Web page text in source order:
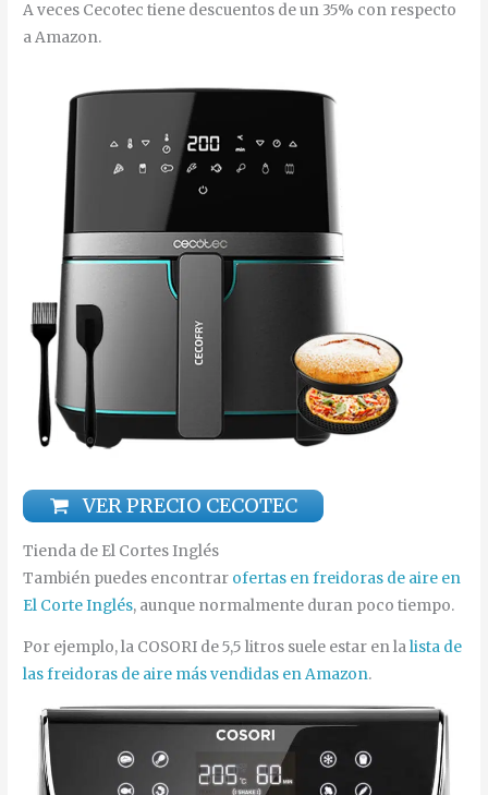
A veces Cecotec tiene descuentos de un 35% con respecto
a Amazon.
VER PRECIO CECOTEC
Tienda de El Cortes Inglés
También puedes encontrar ofertas en freidoras de aire en
El Corte Inglés, aunque normalmente duran poco tiempo.
Por ejemplo, la COSORI de 5,5 litros suele estar en lalista de
las freidoras de aire más vendidas en Amazon.